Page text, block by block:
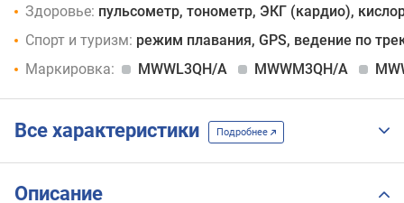
Здоровье: пульсометр, тонометр, ЭКГ (кардио),
Спорт и туризм: режим плавания, GPS, ведение по
Маркировка:
MWWL3QH/A MWWM3QH/A
Все характеристики Подробнее
Описание